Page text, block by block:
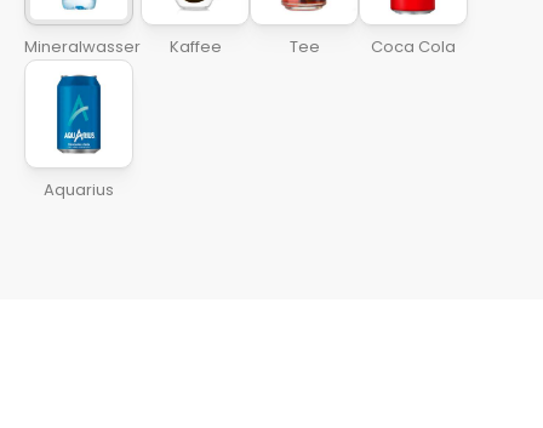
Mineralwasser Kaffee Tee Coca Cola
Aquarius